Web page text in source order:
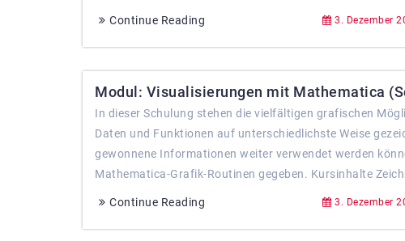
Continue Reading 3. Dezember
Modul: Visualisierungen mit Mathematica
In dieser Schulung stehen die vielfältigen grafischen
Daten und Funktionen auf unterschiedlichste Weise
gewonnene Informationen weiter verwendet werden
Mathematica-Grafik-Routinen gegeben. Kursinhalte
Continue Reading 3. Dezember